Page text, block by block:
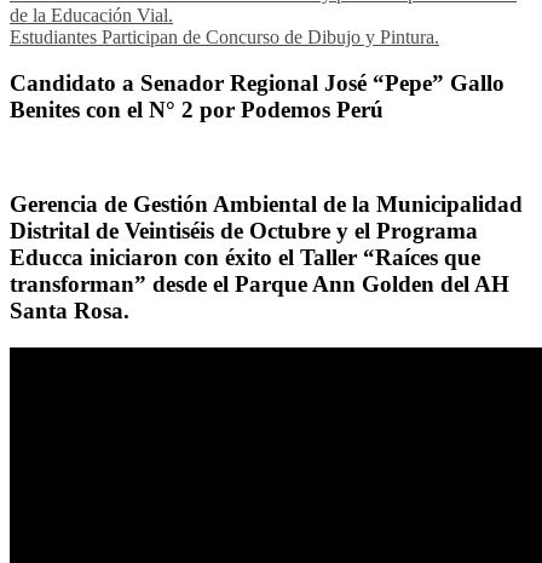
de la Educación Vial.
Estudiantes Participan de Concurso de Dibujo y Pintura.
Candidato a Senador Regional José “Pepe” Gallo
Benites con el N° 2 por Podemos Perú
Gerencia de Gestión Ambiental de la Municipalidad
Distrital de Veintiséis de Octubre y el Programa
Educca iniciaron con éxito el Taller “Raíces que
transforman” desde el Parque Ann Golden del AH
Santa Rosa.